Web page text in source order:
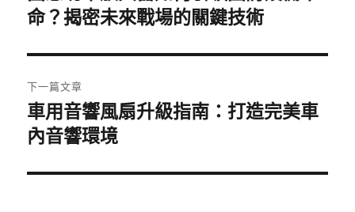
導
覽
一
文
章:
命？揭密未來戰場的關鍵技術
下一篇文章
下
一
文
車用音響風扇升級指南：打造完美車
內音響環境